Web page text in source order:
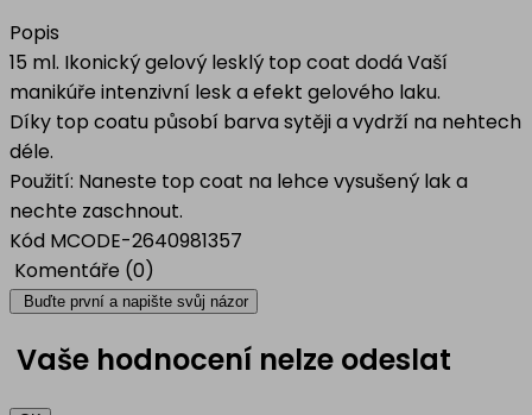
Popis
15 ml. Ikonický gelový lesklý top coat dodá Vaší
manikúře intenzivní lesk a efekt gelového laku.
Díky top coatu působí barva sytěji a vydrží na nehtech
déle.
Použití: Naneste top coat na lehce vysušený lak a
nechte zaschnout.
Kód MCODE-2640981357
Komentáře (0)
Buďte první a napište svůj názor
Vaše hodnocení nelze odeslat